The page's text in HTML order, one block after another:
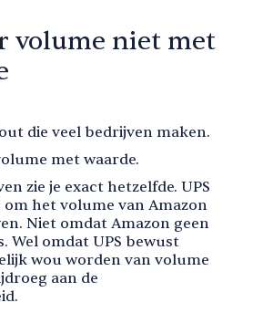
volume niet met
die veel bedrijven maken.
met waarde.
zie je exact hetzelfde. UPS
om het volume van Amazon
Niet omdat Amazon geen
Wel omdat UPS bewust
wou worden van volume
aan de